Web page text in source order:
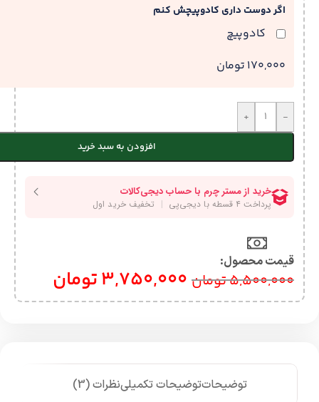
اگر دوست داری کادوپیچش کنم
کادوپیچ
170,000 تومان
-
+
افزودن به سبد خرید
قیمت محصول:​
5,500,000تومان 3,750,000تومان
توضیحاتتوضیحات تکمیلینظرات (3)